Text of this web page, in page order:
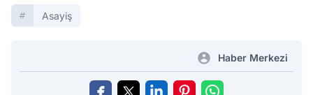
Asayiş
Haber Merkezi